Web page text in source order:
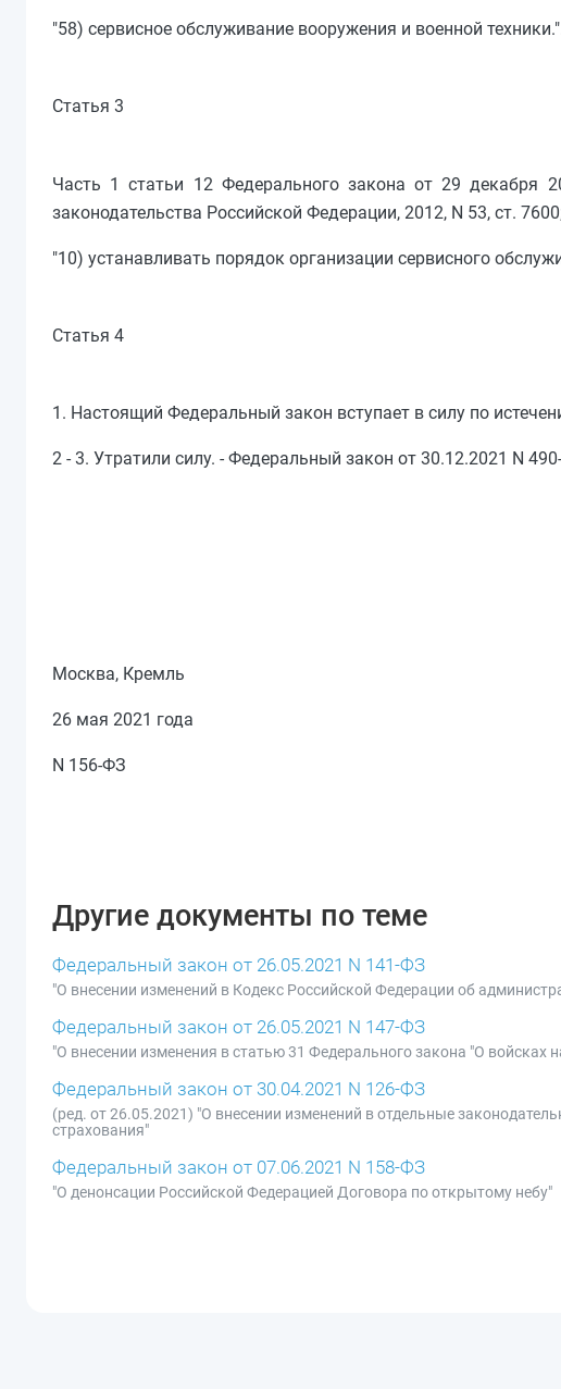
"58) сервисное обслуживание вооружения и военной
Статья 3
Часть 1 статьи 12 Федерального закона от 29 декабря
законодательства Российской Федерации, 2012, N 53, ст.
"10) устанавливать порядок организации сервисного
Статья 4
1. Настоящий Федеральный закон вступает в силу по
2 - 3. Утратили силу. - Федеральный закон от 30.12.2021 N
Москва, Кремль
26 мая 2021 года
N 156-ФЗ
Другие документы по теме
Федеральный закон от 26.05.2021 N 141-ФЗ
"О внесении изменений в Кодекс Российской Федерации об
Федеральный закон от 26.05.2021 N 147-ФЗ
"О внесении изменения в статью 31 Федерального закона "О войсках
Федеральный закон от 30.04.2021 N 126-ФЗ
(ред. от 26.05.2021) "О внесении изменений в отдельные
страхования"
Федеральный закон от 07.06.2021 N 158-ФЗ
"О денонсации Российской Федерацией Договора по открытому небу"